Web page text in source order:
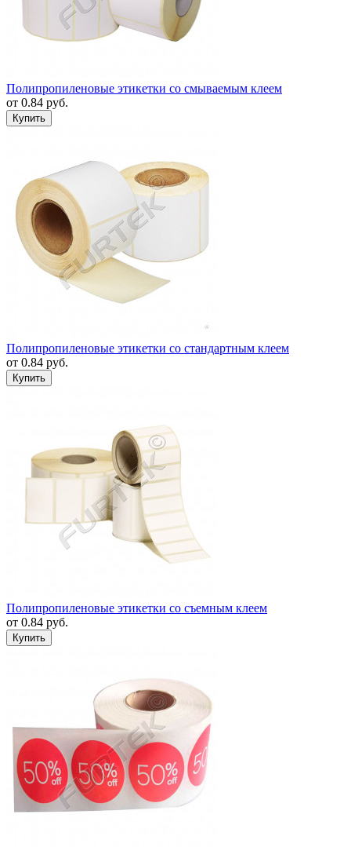
Полипропиленовые этикетки со смываемым клеем
от 0.84 руб.
Полипропиленовые этикетки со стандартным клеем
от 0.84 руб.
Полипропиленовые этикетки со съемным клеем
от 0.84 руб.